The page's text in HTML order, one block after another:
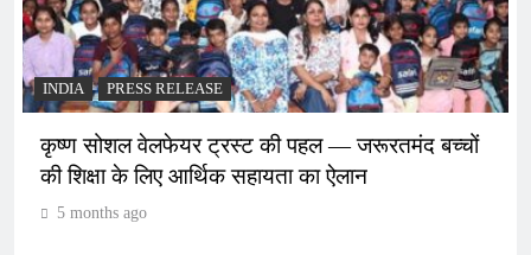
INDIA PRESS RELEASE
कृष्ण सोशल वेलफेयर ट्रस्ट की पहल — जरूरतमंद बच्चों
की शिक्षा के लिए आर्थिक सहायता का ऐलान
5 months ago